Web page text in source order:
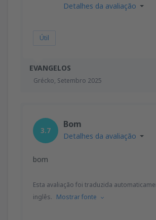
EVANGELOS
Grécko, Setembro 2025
Detalhes da avaliação
Útil
3.7
Bom
Detalhes da avaliação
bom
Esta avaliação foi traduzida
inglês. Mostrar fonte